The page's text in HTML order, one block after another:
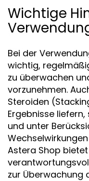
Wichtige
Bei der
wichtig,
zu überwachen
vorzunehmen.
Steroiden
Ergebnisse
und unter
Astera Shop
zur Überwachung